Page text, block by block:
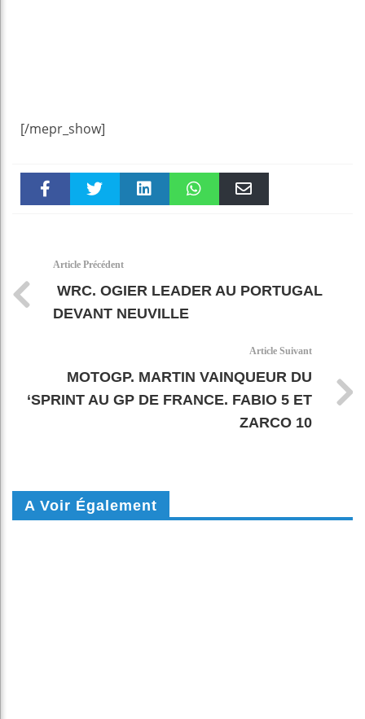
[/mepr_show]
Article Précédent
WRC. OGIER LEADER AU PORTUGAL
DEVANT NEUVILLE
Article Suivant
MOTOGP. MARTIN VAINQUEUR DU
‘SPRINT AU GP DE FRANCE. FABIO 5 ET
ZARCO 10
A Voir Également